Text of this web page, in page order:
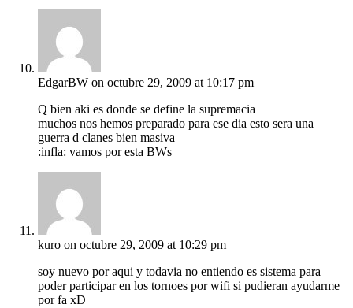
EdgarBW on octubre 29, 2009 at 10:17 pm
Q bien aki es donde se define la supremacia
muchos nos hemos preparado para ese dia esto sera una
guerra d clanes bien masiva
:infla: vamos por esta BWs
kuro on octubre 29, 2009 at 10:29 pm
soy nuevo por aqui y todavia no entiendo es sistema para
poder participar en los tornoes por wifi si pudieran ayudarme
por fa xD